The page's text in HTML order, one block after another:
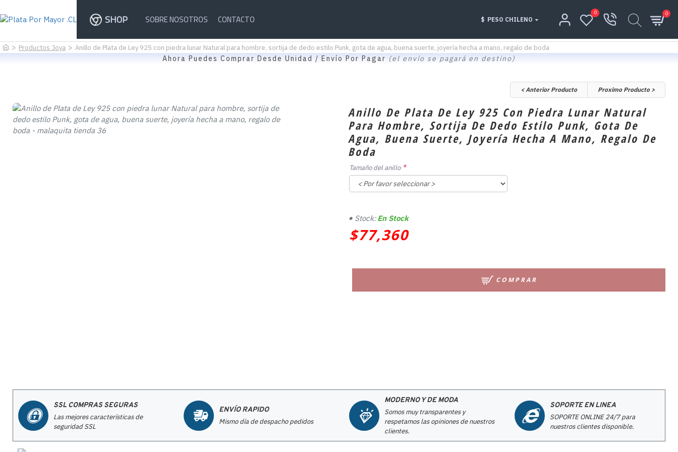
SHOP SOBRE NOSOTROS CONTACTO $ PESO CHILENO
0 0
Productos Joya Anillo de Plata de Ley 925 con piedra lunar Natural para hombre, sortija de dedo estilo Punk, gota de agua, buena suerte, joyería hecha a mano, regalo de boda
Ahora Puedes Comprar Desde Unidad / Envío Por Pagar (el envío se pagará en destino)
< Anterior Producto Proximo Producto >
Anillo De Plata De Ley 925 Con Piedra Lunar Natural
Para Hombre, Sortija De Dedo Estilo Punk, Gota De
Agua, Buena Suerte, Joyería Hecha A Mano, Regalo De
Boda
$77,360
Stock: En Stock
Tamaño del anillo
COMPRAR
SSL COMPRAS SEGURAS
Las mejores características de
seguridad SSL
ENVÍO RAPIDO
Mismo día de despacho pedidos
MODERNO Y DE MODA
Somos muy transparentes y
respetamos las opiniones de nuestros
clientes.
SOPORTE EN LINEA
SOPORTE ONLINE 24/7 para
nuestros clientes disponible.